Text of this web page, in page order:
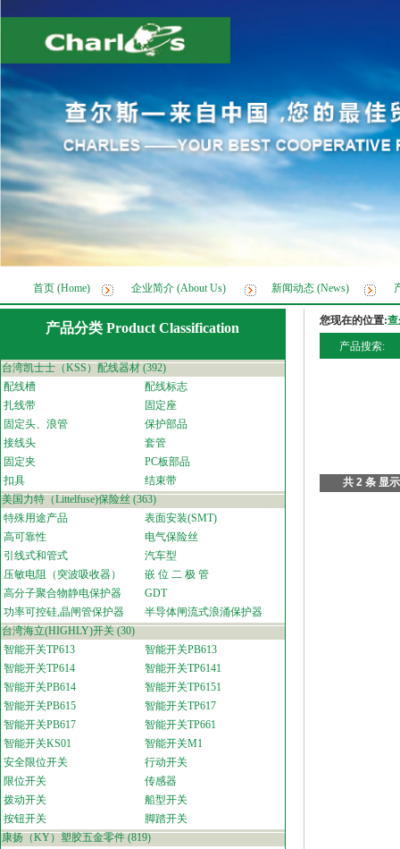
首页 (Home) 企业简介 (About Us) 新闻动态 (News)
产品分类 Product Classification 您现在的位置:
产品搜索:
台湾凯士士（KSS）配线器材 (392)
配线槽
配线标志
扎线带
固定座
固定头、浪管
保护部品
接线头
套管
固定夹
PC板部品
扣具
结束带
美国力特（Littelfuse)保险丝 (363)
特殊用途产品
表面安装(SMT)
高可靠性
电气保险丝
引线式和管式
汽车型
压敏电阻（突波吸收器）
嵌 位 二 极 管
高分子聚合物静电保护器
GDT
功率可控硅,晶闸管保护器
半导体闸流式浪涌保护器
台湾海立(HIGHLY)开关 (30)
智能开关TP613
智能开关PB613
智能开关TP614
智能开关TP6141
智能开关PB614
智能开关TP6151
智能开关PB615
智能开关TP617
智能开关PB617
智能开关TP661
智能开关KS01
智能开关M1
安全限位开关
行动开关
限位开关
传感器
拨动开关
船型开关
按钮开关
脚踏开关
康扬（KY）塑胶五金零件 (819)
共 2 条 显